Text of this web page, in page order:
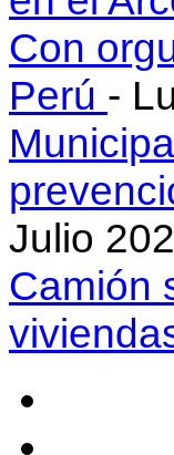
Con
Perú -
Julio
Camión